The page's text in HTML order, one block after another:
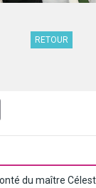
RETOUR
du maître